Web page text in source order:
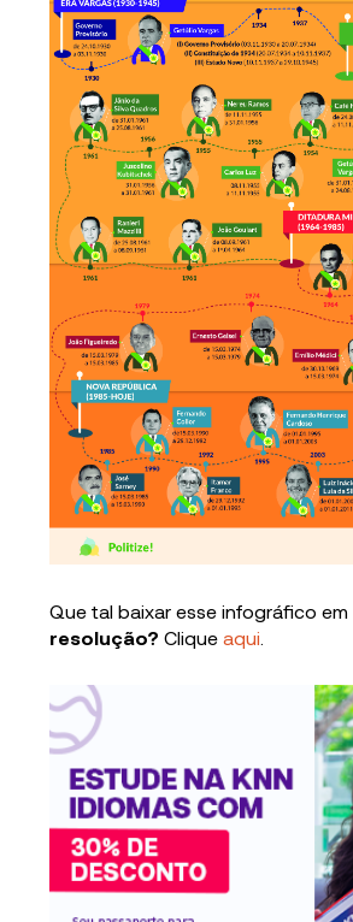
Que tal baixar esse infográfico em
resolução?Cliqueaqui